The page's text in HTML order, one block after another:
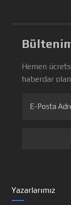
Hemen
haberdar
E-Posta
Yazarlarımız